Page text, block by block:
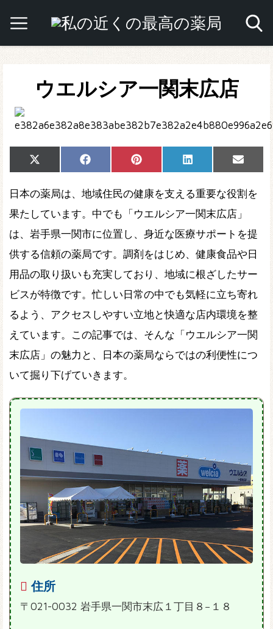
ウエルシア一関末広店
Share
on
X
(Twitter)
Share
on
Facebook Share
on
Pinterest Share
on
LinkedIn
Share
on
Email
日本の薬局は、地域住民の健康を支える重要な役割を
果たしています。中でも「ウエルシア一関末広店」
は、岩手県一関市に位置し、身近な医療サポートを提
供する信頼の薬局です。調剤をはじめ、健康食品や日
用品の取り扱いも充実しており、地域に根ざしたサー
ビスが特徴です。忙しい日常の中でも気軽に立ち寄れ
るよう、アクセスしやすい立地と快適な店内環境を整
えています。この記事では、そんな「ウエルシア一関
末広店」の魅力と、日本の薬局ならではの利便性につ
いて掘り下げていきます。
住所
〒021-0032 岩手県一関市末広１丁目８−１８